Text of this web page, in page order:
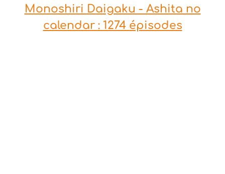
Monoshiri Daigaku - Ashita no
calendar : 1274 épisodes